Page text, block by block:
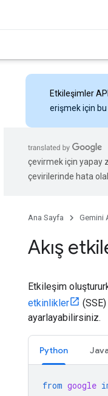
Etkileşimler
erişmek için bu
çevirmek için yapay
çevirilerinde hata
Ana Sayfa Gemini
Akış
Etkileşim
etkinlikler
ayarlayabilirsiniz.
Python
from google